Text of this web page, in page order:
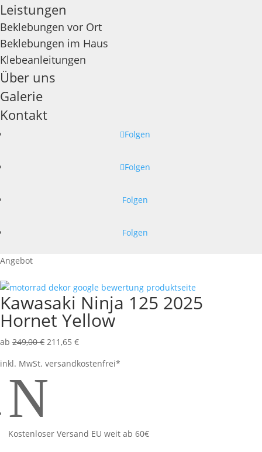
Leistungen
Beklebungen vor Ort
Beklebungen im Haus
Klebeanleitungen
Über uns
Galerie
Kontakt
Folgen
Folgen
Folgen
Folgen
Angebot
Kawasaki Ninja 125 2025
Hornet Yellow
ab 249,00€ 211,65 €
inkl. MwSt. versandkostenfrei*
N
Kostenloser Versand EU weit ab 60€